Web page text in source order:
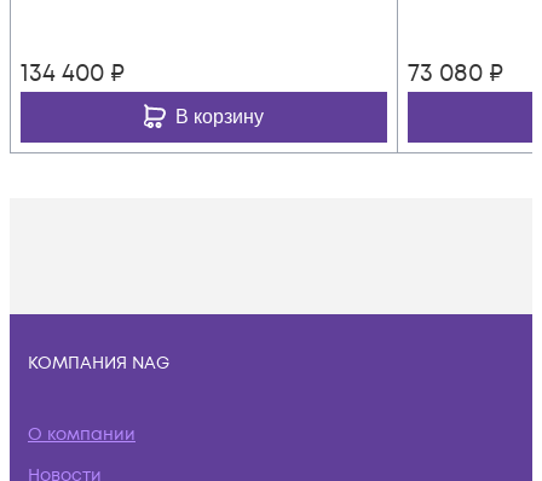
134 400 ₽
В корзину
73 080 ₽
КОМПАНИЯ NAG
О компании
Новости